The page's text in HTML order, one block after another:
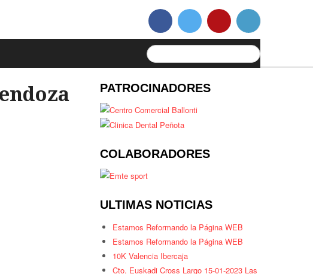
PATROCINADORES
COLABORADORES
ULTIMAS NOTICIAS
Estamos Reformando la Página WEB
Estamos Reformando la Página WEB
10K Valencia Ibercaja
Cto. Euskadi Cross Largo 15-01-2023 Las